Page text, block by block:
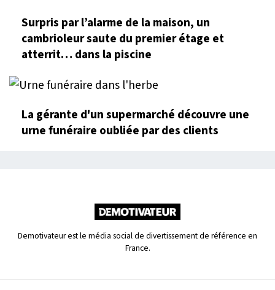
Surpris par l’alarme de la maison, un
cambrioleur saute du premier étage et
atterrit… dans la piscine
La gérante d'un supermarché découvre une
urne funéraire oubliée par des clients
Demotivateur est le média social de divertissement de référence en
France.